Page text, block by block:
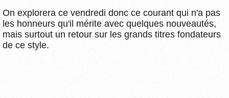
On explorera ce vendredi donc ce courant qui n'a pas
les honneurs qu'il mérite avec quelques nouveautés,
mais surtout un retour sur les grands titres fondateurs
de ce style.